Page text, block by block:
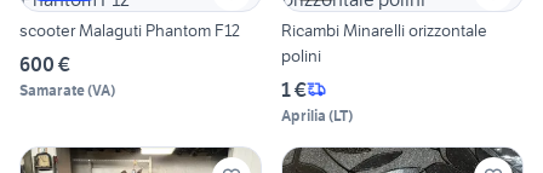
scooter Malaguti Phantom F12
600 €
Samarate(VA)
Ricambi Minarelli orizzontale
polini
1 €
Aprilia (LT)